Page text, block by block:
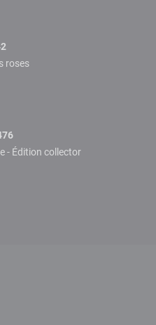
roses
- Édition collector